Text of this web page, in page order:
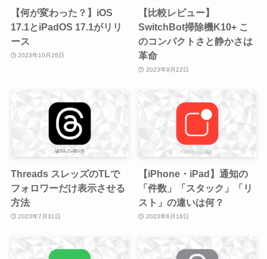
【何が変わった？】iOS
17.1とiPadOS 17.1がリリ
ース
2023年10月26日
【比較レビュー】
SwitchBot掃除機K10+ こ
のコンパクトさと静かさは
革命
2023年9月22日
Threads スレッズのTLで
フォロワーだけ表示させる
方法
2023年7月31日
【iPhone・iPad】通知の
「件数」「スタック」「リ
スト」の違いは何？
2023年6月16日